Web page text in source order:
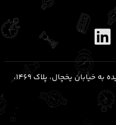
قلهک، خیابان شریعتی (رو به شمال)، نرسیده به خیابان یخچال، پلاک ۱۴۶۹،